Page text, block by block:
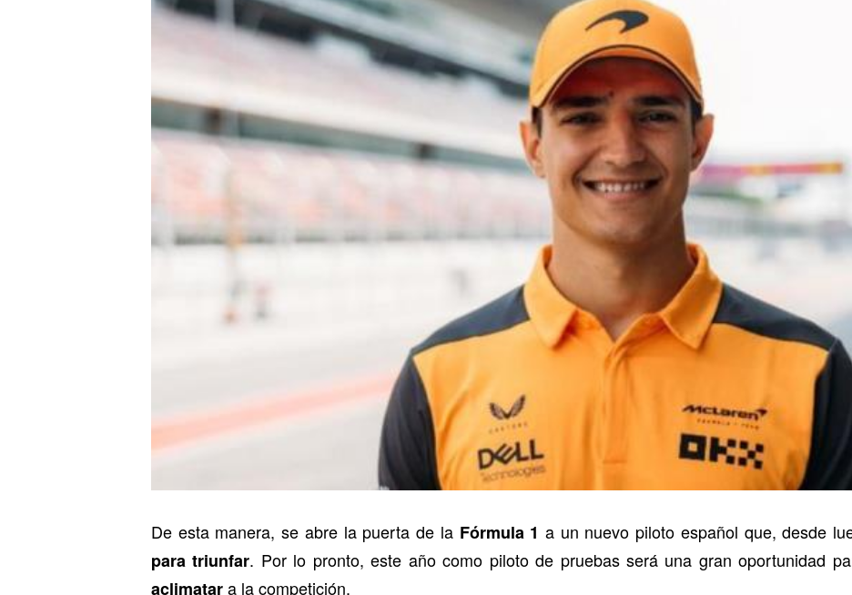
De esta manera, se abre la puerta de la Fórmula 1a un nuevo piloto español que, desde
para triunfar. Por lo pronto, este año como piloto de pruebas será una gran oportunidad
aclimatara la competición.